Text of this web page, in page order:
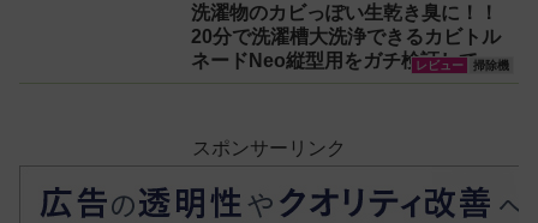
洗濯物のカビっぽい生乾き臭に！！
20分で洗濯槽大洗浄できるカビトル
ネードNeo縦型用をガチ検証して分
かった消臭効果
レビュー 掃除機
スポンサーリンク